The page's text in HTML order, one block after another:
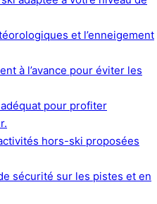
et l’enneigement
à l’avance pour éviter les
pour profiter
hors-ski proposées
sécurité sur les pistes et en